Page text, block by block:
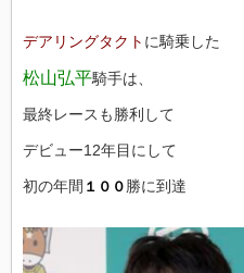
デアリングタクト に騎乗した
松山弘平騎手は、
最終レースも勝利して
デビュー12年目にして
初の年間 １００ 勝に到達